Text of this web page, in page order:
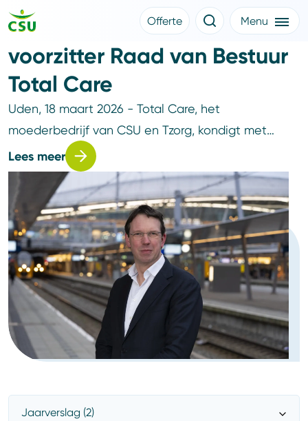
Nieuws
Klantverhalen
Over CSU
Werken bij CSU
Medewerkers
CSU Login
Offerte aanvragen
Offerte Menu
18 maart 2026
John Voppen benoemd tot
voorzitter Raad van Bestuur
Total Care
Uden, 18 maart 2026 - Total Care, het
moederbedrijf van CSU en Tzorg, kondigt met…
Lees meer